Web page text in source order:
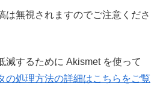
は無視されますのでご注意くださ
減するために Akismet を使って
の処理方法の詳細はこちらをご覧